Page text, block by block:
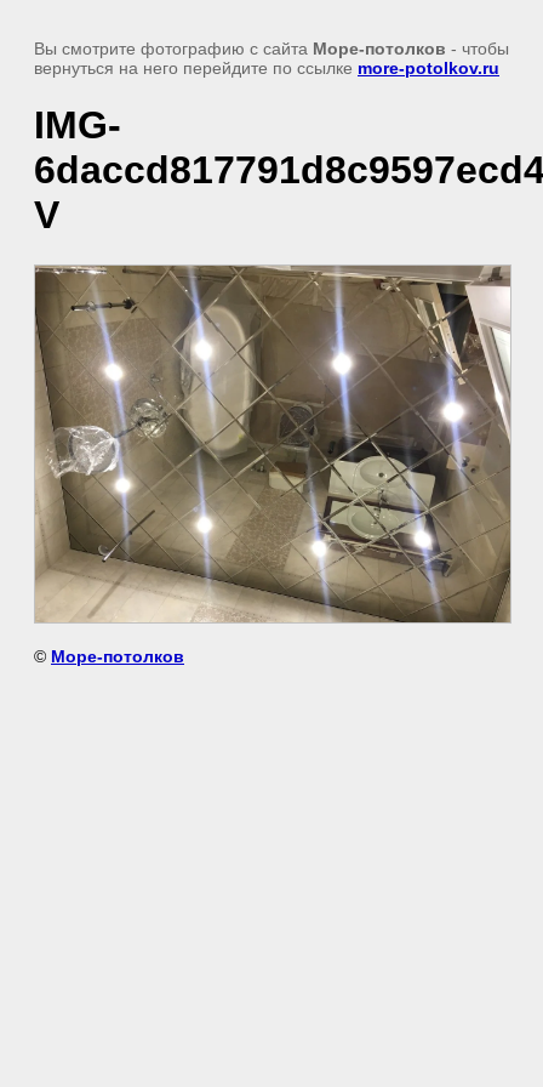
Вы смотрите фотографию с сайта Море-потолков - чтобы
вернуться на него перейдите по ссылке more-potolkov.ru
IMG-
V
© Море-потолков